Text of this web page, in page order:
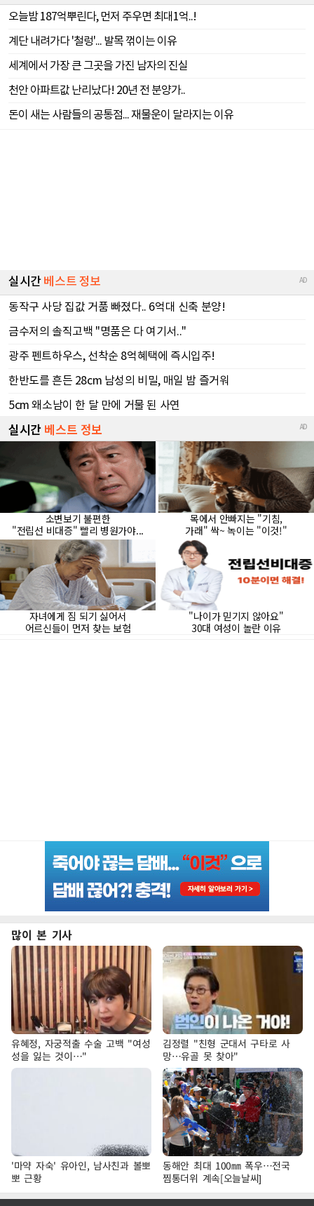
많이 본 기사
유혜정, 자궁적출 수술 고백 "여성
성을 잃는 것이…"
김정렬 "친형 군대서 구타로 사
망…유골 못 찾아"
'마약 자숙' 유아인, 남사친과 볼뽀
뽀 근황
동해안 최대 100㎜ 폭우…전국
찜통더위 계속[오늘날씨]